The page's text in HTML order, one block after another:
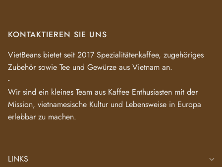
KONTAKTIEREN SIE UNS
VietBeans bietet seit 2017 Spezialitätenkaffee, zugehöriges
Zubehör sowie Tee und Gewürze aus Vietnam an.
-
Wir sind ein kleines Team aus Kaffee Enthusiasten mit der
Mission, vietnamesische Kultur und Lebensweise in Europa
erlebbar zu machen.
LINKS